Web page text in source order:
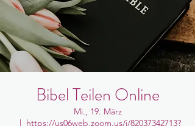
Bibel Teilen Online
Mi., 19. März
  |
https://us06web.zoom.us/j/82037342713?